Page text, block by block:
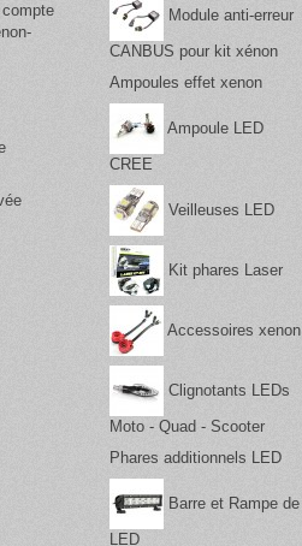
Module anti-erreur
CANBUS pour kit xénon
Ampoules effet xenon
Ampoule LED
CREE
Veilleuses LED
Kit phares Laser
Accessoires xenon
Clignotants LEDs
Moto - Quad - Scooter
Phares additionnels LED
Barre et Rampe de
LED